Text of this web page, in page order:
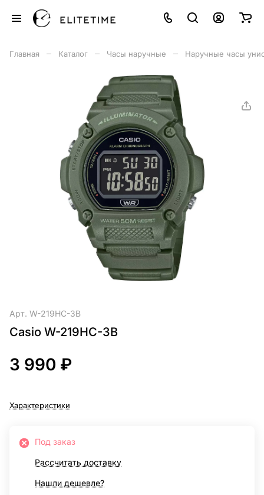
Главная Каталог Часы наручные Наручные часы
Арт. W-219HC-3B
Casio W-219HC-3B
3 990 ₽
Характеристики
Под заказ
Рассчитать доставку
Нашли дешевле?